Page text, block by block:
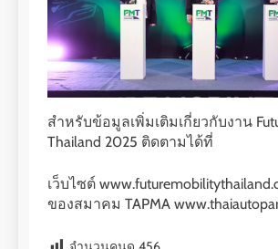
สำหรับข้อมูลเพิ่มเติมเกี่ยวกับงาน
Thailand 2025 ติดตามได้ที่
เว็บไซต์
ของสมาคม TAPMA